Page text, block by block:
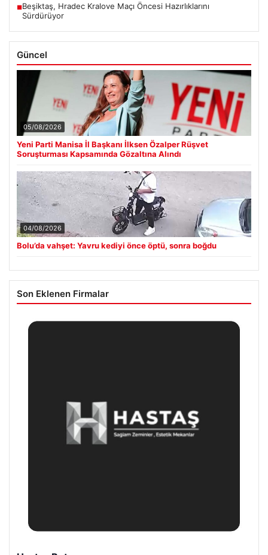
■Beşiktaş, Hradec Kralove Maçı Öncesi Hazırlıklarını
Sürdürüyor
Güncel
05/08/2026
Yeni Parti Manisa İl Başkanı İlksen Özalper Rüşvet
Soruşturması Kapsamında Gözaltına Alındı
04/08/2026
Bolu’da vahşet: Yavru kediyi önce öptü, sonra boğdu
Son Eklenen Firmalar